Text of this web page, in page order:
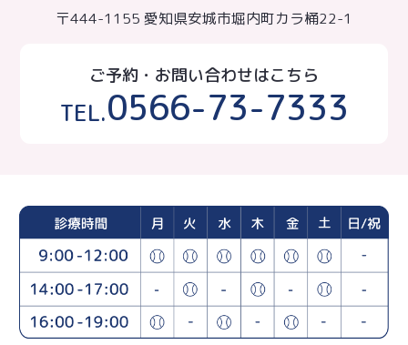
〒444-1155 愛知県安城市堀内町カラ桶22-1
ご予約・お問い合わせはこちら
TEL.0566-73-7333